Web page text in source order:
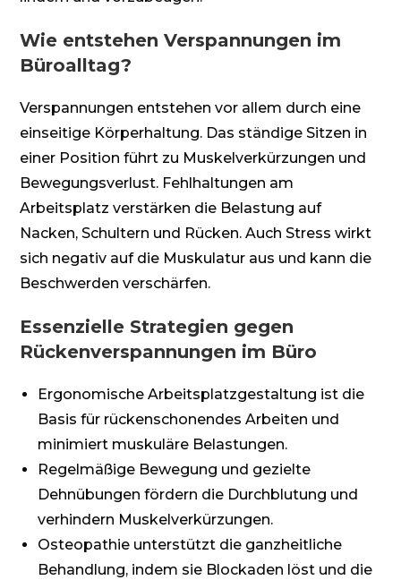
Wie entstehen Verspannungen im
Büroalltag?
Verspannungen entstehen vor allem durch eine
einseitige Körperhaltung. Das ständige Sitzen in
einer Position führt zu Muskelverkürzungen und
Bewegungsverlust. Fehlhaltungen am
Arbeitsplatz verstärken die Belastung auf
Nacken, Schultern und Rücken. Auch Stress wirkt
sich negativ auf die Muskulatur aus und kann die
Beschwerden verschärfen.
Essenzielle Strategien gegen
Rückenverspannungen im Büro
Ergonomische Arbeitsplatzgestaltung ist die
Basis für rückenschonendes Arbeiten und
minimiert muskuläre Belastungen.
Regelmäßige Bewegung und gezielte
Dehnübungen fördern die Durchblutung und
verhindern Muskelverkürzungen.
Osteopathie unterstützt die ganzheitliche
Behandlung, indem sie Blockaden löst und die